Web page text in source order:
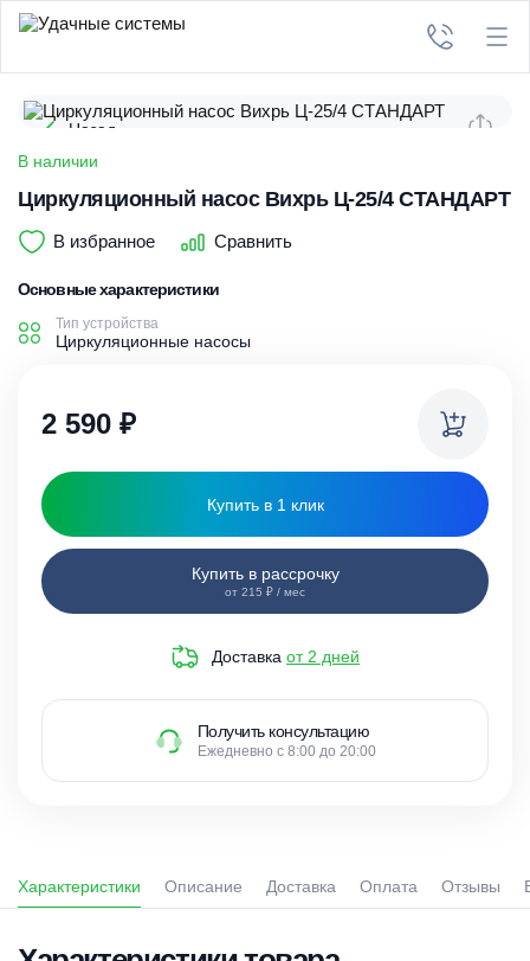
Назад
В наличии
Циркуляционный насос Вихрь Ц-25/4 СТАНДАРТ
В избранное Сравнить
Основные характеристики
Тип устройства
Циркуляционные насосы
2 590 ₽
Купить в 1 клик
Купить в рассрочку
от 215 ₽ / мес
Доставка от 2 дней
Получить консультацию
Ежедневно с 8:00 до 20:00
Характеристики Описание Доставка Оплата Отзывы